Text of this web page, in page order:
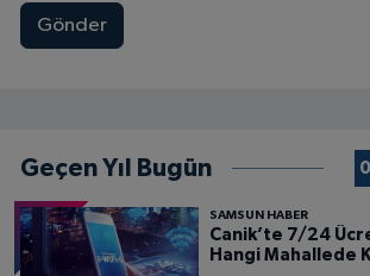
Gönder
Geçen Yıl Bugün
SAMSUN HABER
Canik’te 7/24
Hangi Mahallede